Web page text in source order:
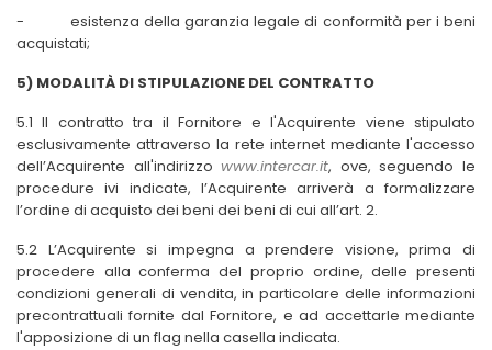
-
esistenza della garanzia legale di conformità per i beni
acquistati;
5) MODALITÀ DI STIPULAZIONE DEL CONTRATTO
5.1 Il contratto tra il Fornitore e l'Acquirente viene stipulato
esclusivamente attraverso la rete internet mediante l'accesso
dell’Acquirente all'indirizzowww.intercar.it, ove, seguendo le
procedure ivi indicate, l’Acquirente arriverà a formalizzare
l’ordine di acquisto dei beni dei beni di cui all’art. 2.
5.2 L’Acquirente si impegna a prendere visione, prima di
procedere alla conferma del proprio ordine, delle presenti
condizioni generali di vendita, in particolare delle informazioni
precontrattuali fornite dal Fornitore, e ad accettarle mediante
l'apposizione di un flag nella casella indicata.